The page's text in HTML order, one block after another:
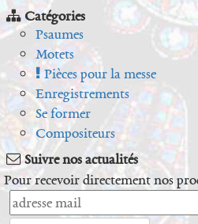
Catégories
Psaumes
Motets
Pièces pour la messe
Enregistrements
Se former
Compositeurs
Suivre nos actualités
Pour recevoir directement nos